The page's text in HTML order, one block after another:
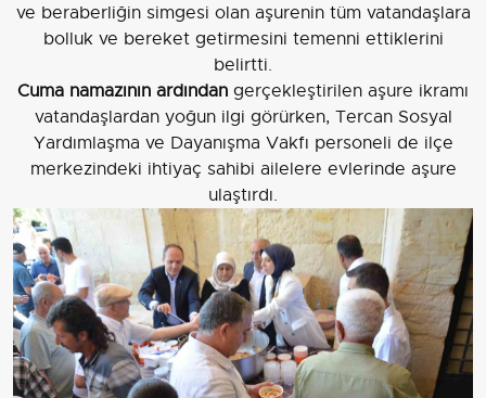
ve beraberliğin simgesi olan aşurenin tüm vatandaşlara
bolluk ve bereket getirmesini temenni ettiklerini
belirtti.
Cuma namazının ardından gerçekleştirilen aşure ikramı
vatandaşlardan yoğun ilgi görürken, Tercan Sosyal
Yardımlaşma ve Dayanışma Vakfı personeli de ilçe
merkezindeki ihtiyaç sahibi ailelere evlerinde aşure
ulaştırdı.